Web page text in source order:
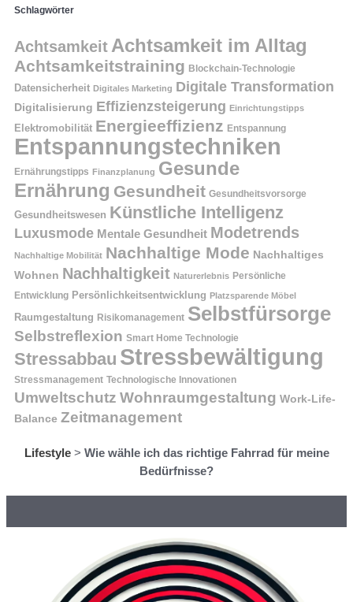
Schlagwörter
Achtsamkeit Achtsamkeit im Alltag
Achtsamkeitstraining Blockchain-Technologie
Datensicherheit Digitales Marketing Digitale Transformation
Digitalisierung Effizienzsteigerung Einrichtungstipps
Elektromobilität Energieeffizienz Entspannung
Entspannungstechniken
Ernährungstipps Finanzplanung Gesunde
Ernährung Gesundheit Gesundheitsvorsorge
Gesundheitswesen Künstliche Intelligenz
Luxusmode Mentale Gesundheit Modetrends
Nachhaltige Mobilität Nachhaltige Mode Nachhaltiges
Wohnen Nachhaltigkeit Naturerlebnis Persönliche
Entwicklung Persönlichkeitsentwicklung Platzsparende Möbel
Raumgestaltung Risikomanagement Selbstfürsorge
Selbstreflexion Smart Home Technologie
Stressabbau Stressbewältigung
Stressmanagement Technologische Innovationen
Umweltschutz Wohnraumgestaltung Work-Life-
Balance Zeitmanagement
Lifestyle> Wie wähle ich das richtige Fahrrad für meine
Bedürfnisse?